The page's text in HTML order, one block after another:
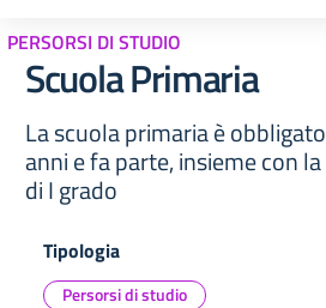
PERSORSI DI STUDIO
Scuola Primaria
La scuola primaria è
anni e fa parte, insieme con
di I grado
Tipologia
Persorsi di studio